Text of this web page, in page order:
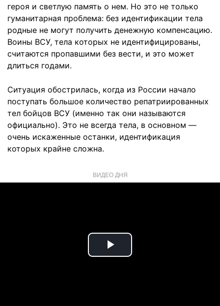
героя и светлую память о нем. Но это не только
гуманитарная проблема: без идентификации тела
родные не могут получить денежную компенсацию.
Воины ВСУ, тела которых не идентифицированы,
считаются пропавшими без вести, и это может
длиться годами.
Ситуация обострилась, когда из России начало
поступать большое количество репатриированных
тел бойцов ВСУ (именно так они называются
официально). Это не всегда тела, в основном —
очень искаженные останки, идентификация
которых крайне сложна.
ВИДЕО ДНЯ
Play